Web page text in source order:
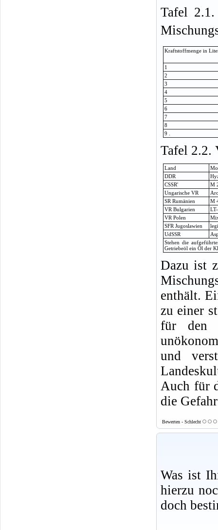
Tafel
Kraftstoffmenge in
1
2
3
4
5
6
7
8
9 .
Tafel 2.2.
Land
DDR
CSSR'
M
Ungarische VR
SR Rumänien
M
VR Bulgarien
VR Polen
SFR Jugoslawien
UdSSR
Stehen die
Getriebeöl ein Öl der
Dazu ist
enthält.
zu einer
für den
und
Auch für
die
Bewerten - Schlecht
Was ist
hierzu
doch